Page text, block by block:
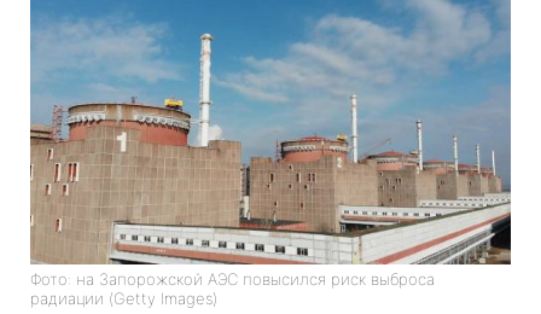
Фото: на Запорожской АЭС повысился риск выброса
радиации (Getty Images)